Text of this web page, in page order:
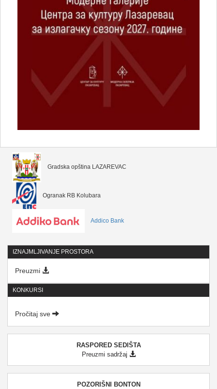
Gradska opština LAZAREVAC
Ogranak RB Kolubara
Addico Bank
IZNAJMLJIVANJE PROSTORA
Preuzmi
KONKURSI
Pročitaj sve
RASPORED SEDIŠTA
Preuzmi sadržaj
POZORIŠNI BONTON